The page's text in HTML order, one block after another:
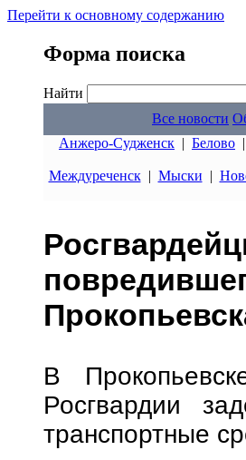
Перейти к основному содержанию
Форма поиска
Найти
Все новости
Анжеро-Судженск | Белово |
Междуреченск| Мыски |
В
Росгвардии
транспортные